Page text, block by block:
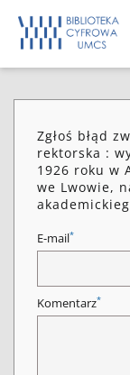
Zgłoś błąd
rektorska :
1926 roku w
we Lwowie,
E-mail*
Komentarz*